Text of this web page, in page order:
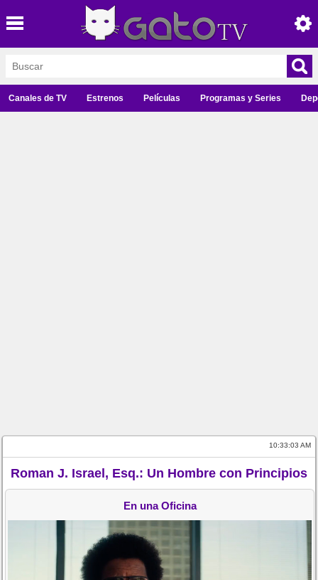
Canales de TV Estrenos Películas Programas y Series
10:33:03 AM
Roman J. Israel, Esq.: Un Hombre con Principios
En una Oficina